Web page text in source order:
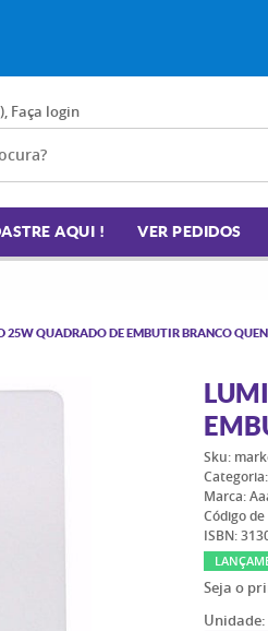
Faça login
AQUI ! VER PEDIDOS
25W QUADRADO DE EMBUTIR BRANCO
Sku:
Categoria:
Marca:
Código
ISBN:
Seja o